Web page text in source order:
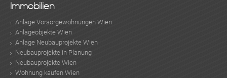
Immobilien
Anlage Vorsorgewohnungen Wien
Anlageobjekte Wien
Anlage Neubauprojekte Wien
Neubauprojekte in Planung
Neubauprojekte Wien
Wohnung kaufen Wien